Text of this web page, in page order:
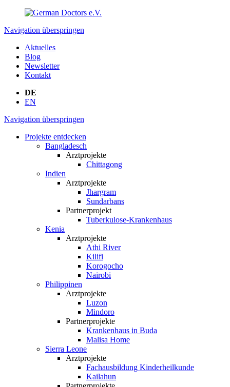
Navigation überspringen
Aktuelles
Blog
Newsletter
Kontakt
DE
EN
Navigation überspringen
Projekte entdecken
Bangladesch
Arztprojekte
Chittagong
Indien
Arztprojekte
Jhargram
Sundarbans
Partnerprojekt
Tuberkulose-Krankenhaus
Kenia
Arztprojekte
Athi River
Kilifi
Korogocho
Nairobi
Philippinen
Arztprojekte
Luzon
Mindoro
Partnerprojekte
Krankenhaus in Buda
Malisa Home
Sierra Leone
Arztprojekte
Fachausbildung Kinderheilkunde
Kailahun